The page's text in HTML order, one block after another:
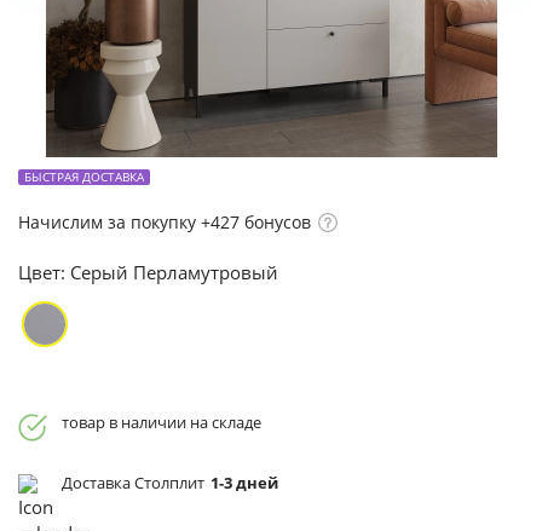
БЫСТРАЯ ДОСТАВКА
Начислим за покупку +427 бонусов
Цвет: Серый Перламутровый
товар в наличии на складе
Доставка Столплит 1-3 дней